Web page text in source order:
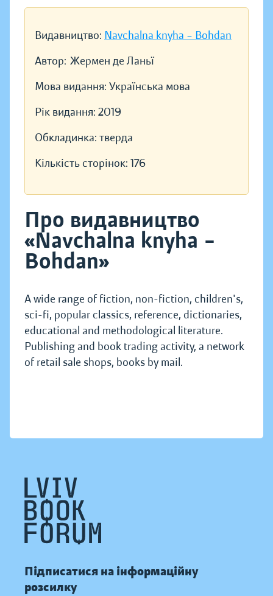
Видавництво: Navchalna knyha – Bohdan
Автор: Жермен де Ланьї
Мова видання: Українська мова
Рік видання: 2019
Обкладинка: тверда
Кількість сторінок: 176
Про видавництво
«Navchalna knyha –
Bohdan»
A wide range of fiction, non-fiction, children's,
sci-fi, popular classics, reference, dictionaries,
educational and methodological literature.
Publishing and book trading activity, a network
of retail sale shops, books by mail.
Підписатися на інформаційну
розсилку